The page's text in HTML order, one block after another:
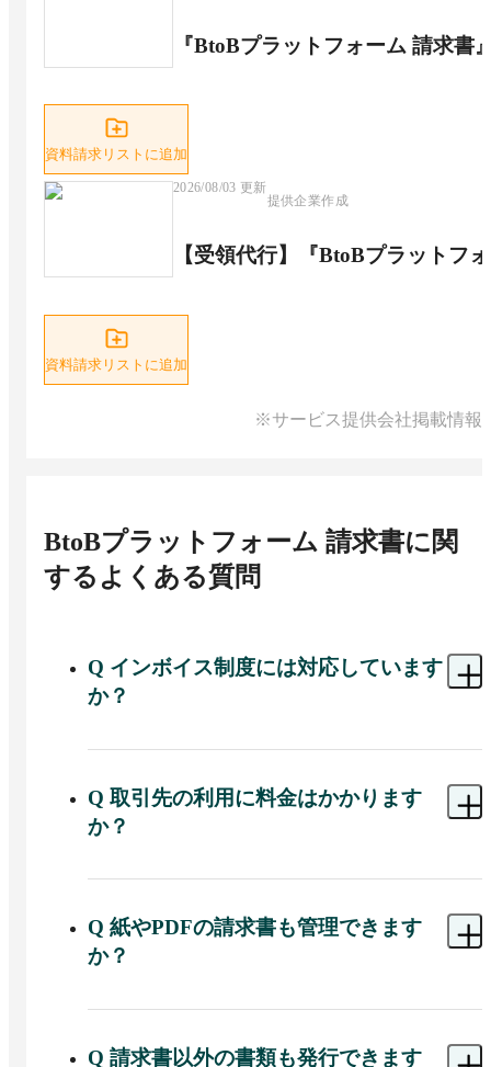
『BtoBプラットフォーム 請求書
資料請求リストに追加
2026/08/03 更新
提供企業作成
【受領代行】『BtoBプラット
資料請求リストに追加
※サービス提供会社掲載情報
BtoBプラットフォーム 請求書に関
するよくある質問
Q インボイス制度には対応しています
か？
A インボイス（適格請求書）の発行・受取に対応
備えています。
Q 取引先の利用に料金はかかります
か？
A 取引先は、請求書の発行・受取機能を無料で利
Q 紙やPDFの請求書も管理できます
か？
A ■発行
をメールで送信できます。
Q 請求書以外の書類も発行できます